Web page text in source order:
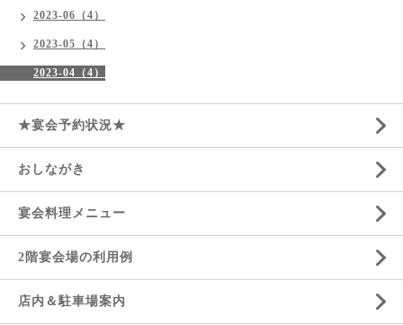
2023-06（4）
2023-05（4）
2023-04（4）
★宴会予約状況★
おしながき
宴会料理メニュー
2階宴会場の利用例
店内＆駐車場案内